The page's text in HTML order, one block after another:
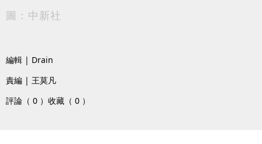
圖：中新社
編輯 | Drain
責編 | 王莫凡
評論（ 0 ） 收藏（ 0 ）